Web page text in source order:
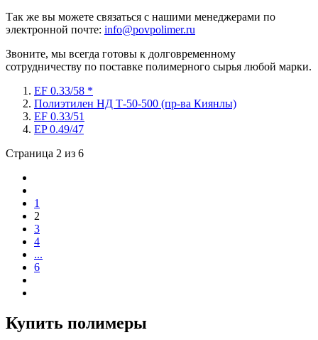
Так же вы можете связаться с нашими менеджерами по
электронной почте: info@povpolimer.ru
Звоните, мы всегда готовы к долговременному
сотрудничеству по поставке полимерного сырья любой марки.
EF 0.33/58 *
Полиэтилен НД Т-50-500 (пр-ва Киянлы)
EF 0.33/51
EP 0.49/47
Страница 2 из 6
1
2
3
4
...
6
Купить полимеры